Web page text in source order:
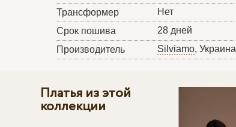
Трансформер
Нет
Срок пошива
28 дней
Производитель
Silviamo, Украина
Платья из этой
коллекции